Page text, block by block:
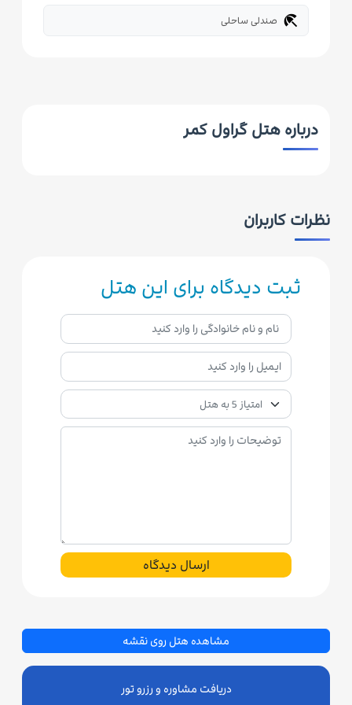
beach_access صندلی ساحلی
درباره هتل گراول کمر
نظرات کاربران
ثبت دیدگاه برای این هتل
ارسال دیدگاه
مشاهده هتل روی نقشه
دریافت مشاوره و رزرو تور